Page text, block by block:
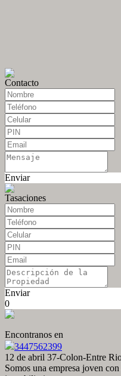
Contacto
Enviar
Tasaciones
Enviar
0
Encontranos en
3447562399
12 de abril 37-Colon-Entre
Somos una empresa joven